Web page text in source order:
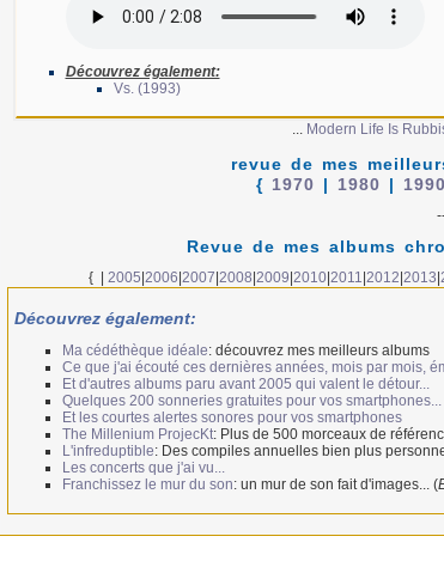
Découvrez également:
Vs. (1993)
... Modern Life Is
revue de mes
{ 1970 | 1980 | 1990
Revue de mes albums
{ 2005 2006 2007 2008 2009 2010| 2011 2012 2013
Découvrez également:
Ma cédéthèque idéale: découvrez mes meilleurs albums
Ce que j'ai écouté ces dernières années, mois par mois,
Et d'autres albums paru avant 2005 qui valent le détour...
Quelques 200 sonneries gratuites pour vos smartphones...
Et les courtes alertes sonores pour vos smartphones
The Millenium ProjecKt: Plus de 500 morceaux de
L'infreduptible: Des compiles annuelles bien plus
Les concerts que j'ai vu...
Franchissez le mur du son: un mur de son fait d'images... (